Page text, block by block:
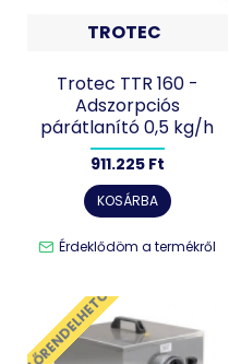
TROTEC
Trotec TTR 160 -
Adszorpciós
párátlanító 0,5 kg/h
911.225 Ft
KOSÁRBA
Érdeklődöm a termékről
ELŐRENDELHETŐ